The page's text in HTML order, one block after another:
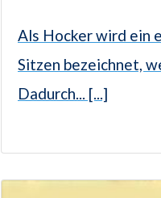
Als Hocker wird ein
Sitzen bezeichnet,
Dadurch... [...]